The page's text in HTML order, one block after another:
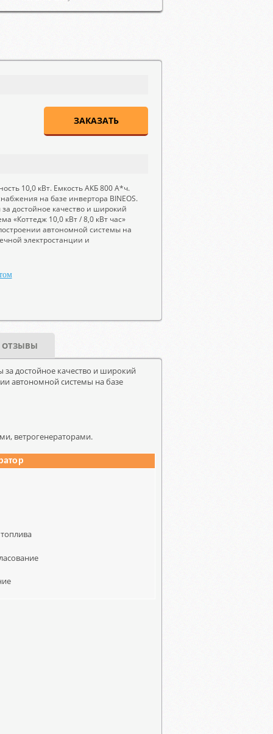
ЗАКАЗАТЬ
10,0 кВт. Емкость АКБ 800 А*ч.
на базе инвертора BINEOS.
достойное качество и широкий
«Коттедж 10,0 кВт / 8,0 кВт час»
автономной системы на
электростанции и
ОТЗЫВЫ
достойное качество и широкий
автономной системы на базе
ветрогенераторами.